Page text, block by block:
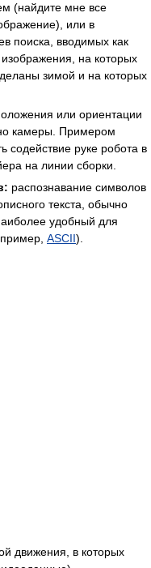
(найдите мне все
или в
поиска, вводимых как
на которых
зимой и на которых
или ориентации
камеры. Примером
содействие руке робота в
на линии сборки.
распознавание символов
текста, обычно
удобный для
ASCII).
движения, в которых